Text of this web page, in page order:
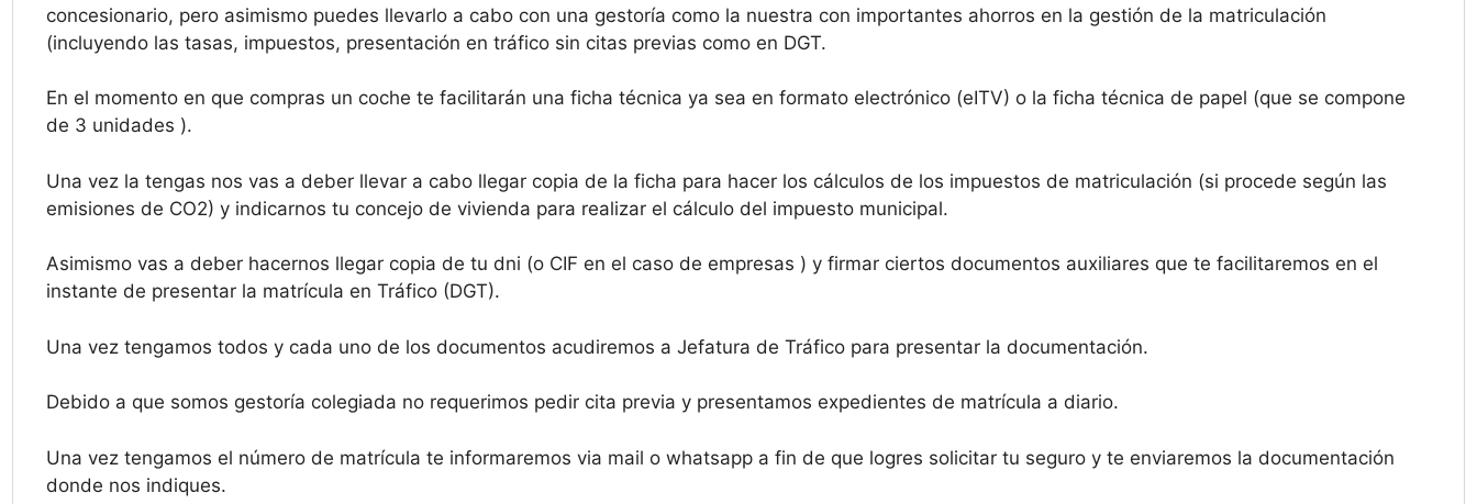
concesionario, pero asimismo puedes llevarlo a cabo con una gestoría como la nuestra con importantes ahorros en la gestión de la matriculación
(incluyendo las tasas, impuestos, presentación en tráfico sin citas previas como en DGT.
En el momento en que compras un coche te facilitarán una ficha técnica ya sea en formato electrónico (eITV) o la ficha técnica de papel (que se compone
de 3 unidades ).
Una vez la tengas nos vas a deber llevar a cabo llegar copia de la ficha para hacer los cálculos de los impuestos de matriculación (si procede según las
emisiones de CO2) y indicarnos tu concejo de vivienda para realizar el cálculo del impuesto municipal.
Asimismo vas a deber hacernos llegar copia de tu dni (o CIF en el caso de empresas ) y firmar ciertos documentos auxiliares que te facilitaremos en el
instante de presentar la matrícula en Tráfico (DGT).
Una vez tengamos todos y cada uno de los documentos acudiremos a Jefatura de Tráfico para presentar la documentación.
Debido a que somos gestoría colegiada no requerimos pedir cita previa y presentamos expedientes de matrícula a diario.
Una vez tengamos el número de matrícula te informaremos via mail o whatsapp a fin de que logres solicitar tu seguro y te enviaremos la documentación
donde nos indiques.